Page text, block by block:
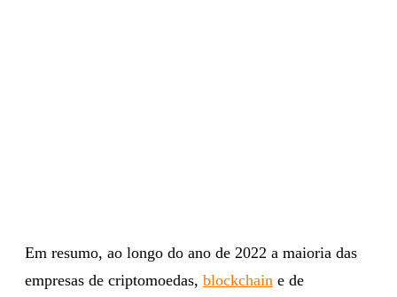
Em resumo, ao longo do ano de 2022 a maioria das
empresas de criptomoedas, blockchain e de